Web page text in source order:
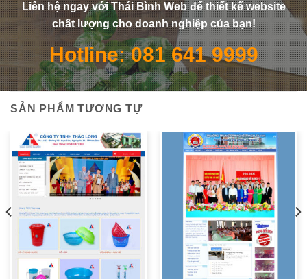
Liên hệ ngay với Thái Bình Web để thiết kế website
chất lượng cho doanh nghiệp của bạn!
Hotline: 081 641 9999
SẢN PHẨM TƯƠNG TỰ